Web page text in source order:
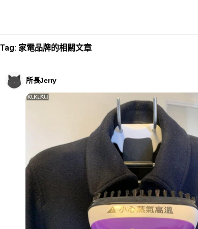
Tag: 家電品牌的相關文章
所長Jerry